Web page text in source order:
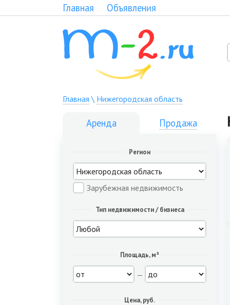
Главная Объявления
Главная \ Нижегородская область
Аренда Продажа
Регион
Зарубежная недвижимость
Тип недвижимости / бизнеса
Площадь, м²
—
Цена, руб.